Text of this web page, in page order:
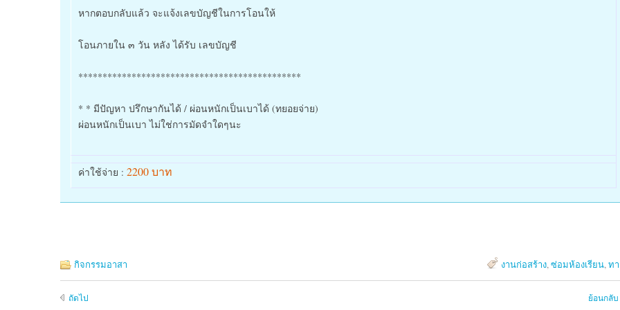
หากตอบกลับแล้ว จะแจ้งเลขบัญชีในการโอนให้
โอนภายใน ๓ วัน หลัง ได้รับ เลขบัญชี
**********************************************
* * มีปัญหา ปรึกษากันได้ / ผ่อนหนักเป็นเบาได้ (ทยอยจ่าย)
ผ่อนหนักเป็นเบา ไม่ใช่การมัดจำใดๆนะ
ค่าใช้จ่าย : 2200 บาท
กิจกรรมอาสา งานก่อสร้าง,ซ่อมห้องเรียน,ท
ถัดไป ย้อนกลับ